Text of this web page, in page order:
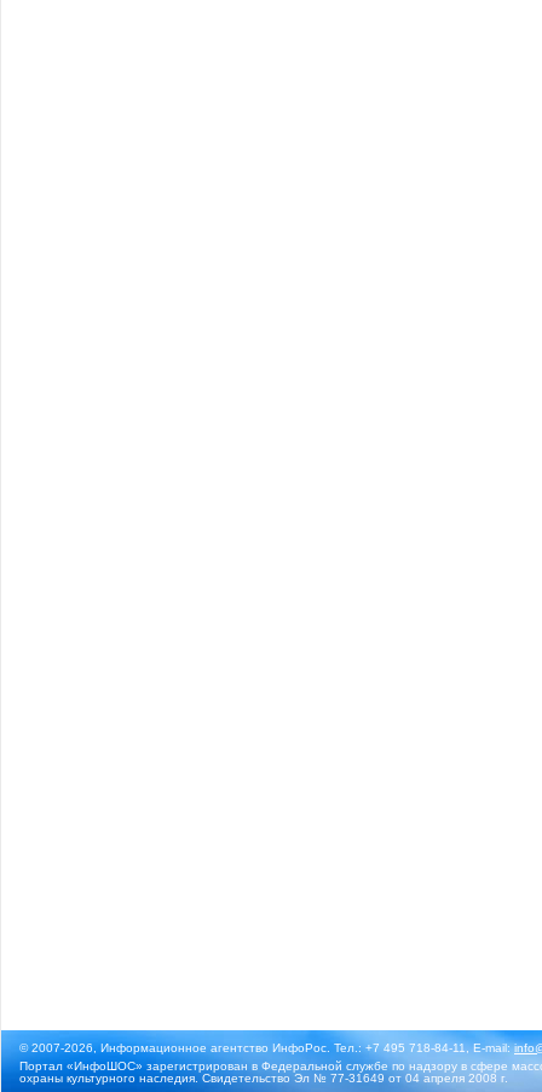
© 2007-2026, Информационное агентство ИнфоРос. Тел.: +7 495 718-84-11, E-mail:
Портал «ИнфоШОС» зарегистрирован в Федеральной службе по надзору в сфере
охраны культурного наследия. Свидетельство Эл № 77-31649 от 04 апреля 2008 г.